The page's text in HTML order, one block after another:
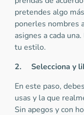
pretendes algo
ponerles nombres
asignes a cada
tu estilo.
2. Selecciona y
En este paso,
usas y la que
Sin apegos y con